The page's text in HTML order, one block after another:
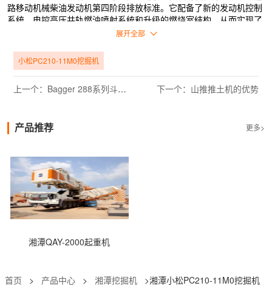
路移动机械柴油发动机第四阶段排放标准。它配备了新的发动机控制
系统、电控高压共轨燃油喷射系统和升级的燃烧室结构，从而实现了
更环保的排放。与PC210-8M0相比，它具有更高的燃油经济性，并
PC210-11M0在原有车型的基础上进行了升级，重点关注发动机系统
和液压系统：发动机功率比110kW的PC210-8M0提高了12%，达到
123.2kW，动力更强；同时，采用整机控制系统优化动力匹配，增强
了发动机和液压系统的可变匹配控制，按需提供流量，减少内部损
泞和碎石中作业，小松PC210-11M0动力充沛，强大的牵引力让它在
展开全部
小松PC210-11M0挖掘机
上一个：Bagger 288系列斗轮式挖掘机 下一个：山推推土机的优势
产品推荐 更多>
湘潭QAY-2000起重机
首页 > 产品中心 > 湘潭挖掘机 >湘潭小松PC210-11M0挖掘机